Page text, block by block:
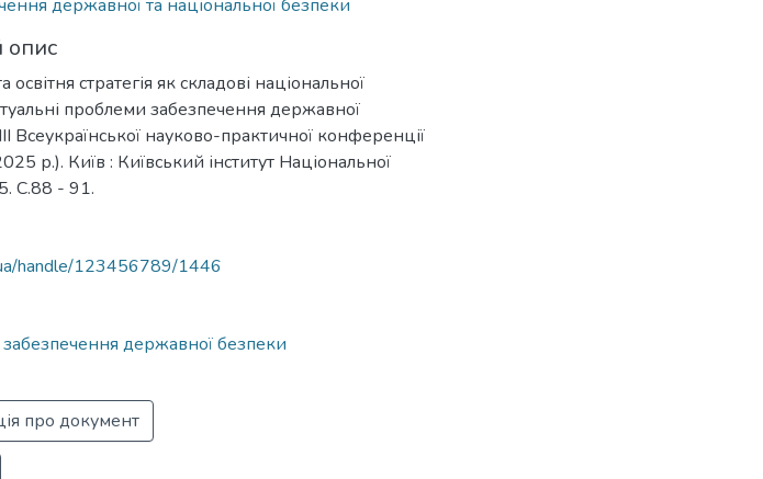
державної та національної безпеки
опис
стратегія як складові національної
проблеми забезпечення державної
Всеукраїнської науково-практичної конференції
р.). Київ : Київський інститут Національної
С.88 - 91.
handle/123456789/1446
державної безпеки
про документ